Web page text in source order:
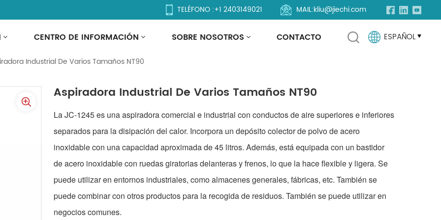
TELÉFONO :+1 2403149021 MAIL:kliu@jiechi.com
CENTRO DE INFORMACIÓN SOBRE NOSOTROS CONTACTO ESPAÑOL
Español
Português
العربية
Industrial De Varios Tamaños NT90
Industrial De Varios Tamaños NT90
Aspiradora Industrial De Varios Tamaños NT90
La JC-1245 es una aspiradora comercial e industrial con conductos de aire superiores e inferiores
separados para la disipación del calor. Incorpora un depósito colector de polvo de acero
inoxidable con una capacidad aproximada de 45 litros. Además, está equipada con un bastidor
de acero inoxidable con ruedas giratorias delanteras y frenos, lo que la hace flexible y ligera. Se
puede utilizar en entornos industriales, como almacenes generales, fábricas, etc. También se
puede combinar con otros productos para la recogida de residuos. También se puede utilizar en
negocios comunes.